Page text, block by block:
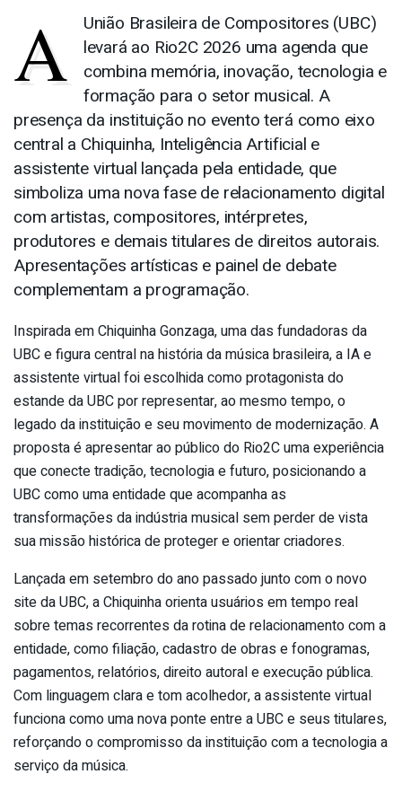
A
União Brasileira de Compositores (UBC)
levará ao Rio2C 2026 uma agenda que
combina memória, inovação, tecnologia e
formação para o setor musical. A
presença da instituição no evento terá como eixo
central a Chiquinha, Inteligência Artificial e
assistente virtual lançada pela entidade, que
simboliza uma nova fase de relacionamento digital
com artistas, compositores, intérpretes,
produtores e demais titulares de direitos autorais.
Apresentações artísticas e painel de debate
complementam a programação.
Inspirada em Chiquinha Gonzaga, uma das fundadoras da
UBC e figura central na história da música brasileira, a IA e
assistente virtual foi escolhida como protagonista do
estande da UBC por representar, ao mesmo tempo, o
legado da instituição e seu movimento de modernização. A
proposta é apresentar ao público do Rio2C uma experiência
que conecte tradição, tecnologia e futuro, posicionando a
UBC como uma entidade que acompanha as
transformações da indústria musical sem perder de vista
sua missão histórica de proteger e orientar criadores.
Lançada em setembro do ano passado junto com o novo
site da UBC, a Chiquinha orienta usuários em tempo real
sobre temas recorrentes da rotina de relacionamento com a
entidade, como filiação, cadastro de obras e fonogramas,
pagamentos, relatórios, direito autoral e execução pública.
Com linguagem clara e tom acolhedor, a assistente virtual
funciona como uma nova ponte entre a UBC e seus titulares,
reforçando o compromisso da instituição com a tecnologia a
serviço da música.